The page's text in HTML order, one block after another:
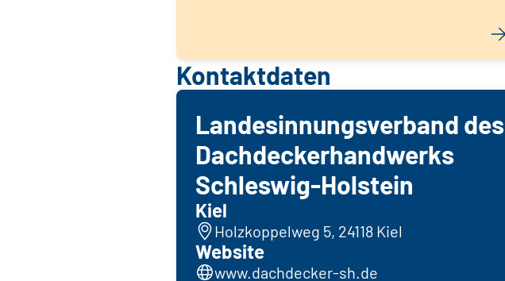
Kontaktdaten
Landesinnungsverband des
Dachdeckerhandwerks
Schleswig-Holstein
Kiel
Holzkoppelweg 5, 24118 Kiel
Website
www.dachdecker-sh.de